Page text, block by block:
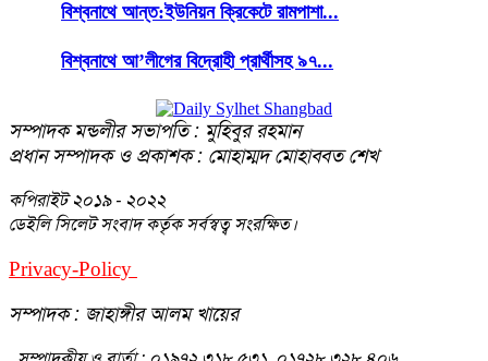
বিশ্বনাথে আন্ত:ইউনিয়ন ক্রিকেটে রামপাশা...
বিশ্বনাথে আ’লীগের বিদ্রোহী প্রার্থীসহ ৯৭...
সম্পাদক মন্ডলীর সভাপতি : মুহিবুর রহমান
প্রধান সম্পাদক ও প্রকাশক : মোহাম্মদ মোহাব্বত শেখ
কপিরাইট২০১৯ - ২০২২
ডেইলি সিলেট সংবাদ কর্তৃক সর্বস্বত্ব সংরক্ষিত।
Privacy-Policy
সম্পাদক : জাহাঙ্গীর আলম খায়ের